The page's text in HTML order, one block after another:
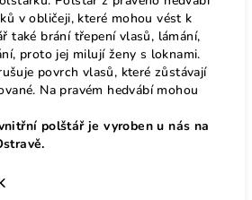
v obličeji, které mohou vést k
také brání třepení vlasů, lámání,
proto jej milují ženy s loknami.
povrch vlasů, které zůstávají
Na pravém hedvábí mohou
polštář je vyroben u nás na